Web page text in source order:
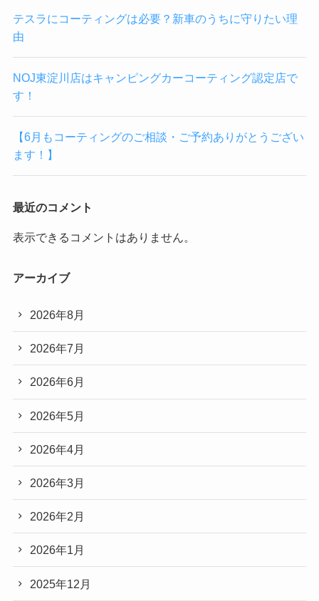
テスラにコーティングは必要？新車のうちに守りたい理
由
NOJ東淀川店はキャンピングカーコーティング認定店で
す！
【6月もコーティングのご相談・ご予約ありがとうござい
ます！】
最近のコメント
表示できるコメントはありません。
アーカイブ
2026年8月
2026年7月
2026年6月
2026年5月
2026年4月
2026年3月
2026年2月
2026年1月
2025年12月